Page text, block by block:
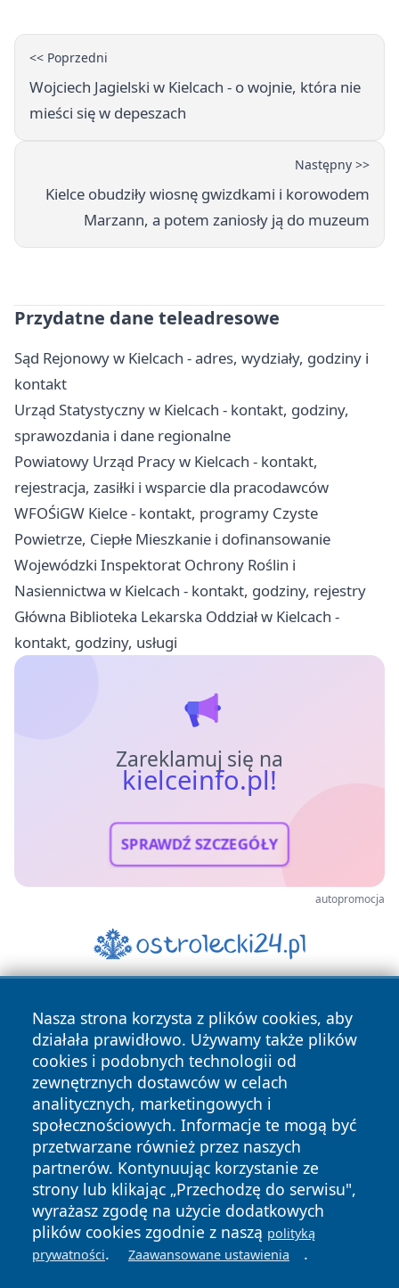
<< Poprzedni
Wojciech Jagielski w Kielcach - o wojnie, która nie
mieści się w depeszach
Następny >>
Kielce obudziły wiosnę gwizdkami i korowodem
Marzann, a potem zaniosły ją do muzeum
Przydatne dane teleadresowe
Sąd Rejonowy w Kielcach - adres, wydziały, godziny i
kontakt
Urząd Statystyczny w Kielcach - kontakt, godziny,
sprawozdania i dane regionalne
Powiatowy Urząd Pracy w Kielcach - kontakt,
rejestracja, zasiłki i wsparcie dla pracodawców
WFOŚiGW Kielce - kontakt, programy Czyste
Powietrze, Ciepłe Mieszkanie i dofinansowanie
Wojewódzki Inspektorat Ochrony Roślin i
Nasiennictwa w Kielcach - kontakt, godziny, rejestry
Główna Biblioteka Lekarska Oddział w Kielcach -
kontakt, godziny, usługi
Zareklamuj się na
kielceinfo.pl!
SPRAWDŹ SZCZEGÓŁY
autopromocja
Nasza strona korzysta z plików cookies, aby
działała prawidłowo. Używamy także plików
cookies i podobnych technologii od
zewnętrznych dostawców w celach
analitycznych, marketingowych i
społecznościowych. Informacje te mogą być
przetwarzane również przez naszych
partnerów. Kontynuując korzystanie ze
strony lub klikając „Przechodzę do serwisu",
wyrażasz zgodę na użycie dodatkowych
plików cookies zgodnie z naszą polityką
prywatności. Zaawansowane ustawienia .
Copyright © 2026 kielceinfo.pl Wszystkie prawa zastrzeżone.
News Autorzy
Polityka
Prywatności
Polityka
Cookies